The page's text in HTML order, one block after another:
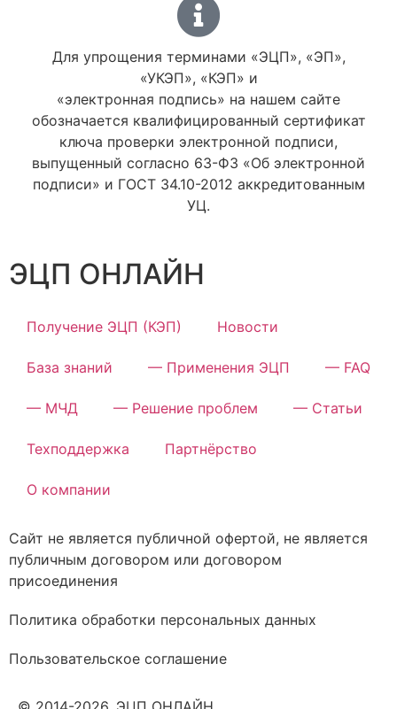
Для упрощения терминами «ЭЦП», «ЭП»,
«УКЭП», «КЭП» и
«электронная подпись» на нашем сайте
обозначается квалифицированный сертификат
ключа проверки электронной подписи,
выпущенный согласно 63-ФЗ «Об электронной
подписи» и ГОСТ 34.10-2012 аккредитованным
УЦ.
ЭЦП ОНЛАЙН
Получение ЭЦП (КЭП) Новости
База знаний — Применения ЭЦП — FAQ
— МЧД — Решение проблем — Статьи
Техподдержка Партнёрство
О компании
Сайт не является публичной офертой, не является
публичным договором или договором
присоединения
Политика обработки персональных данных
Пользовательское соглашение